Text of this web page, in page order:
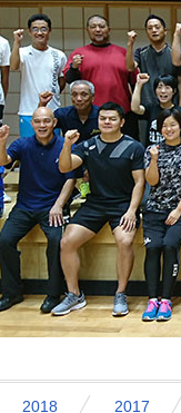
2018 2017